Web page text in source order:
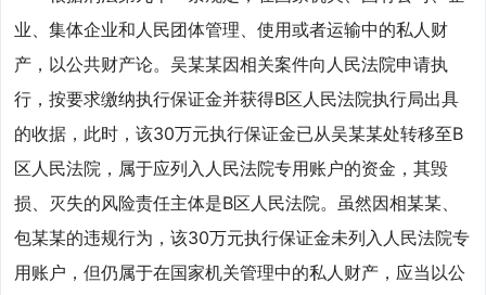
业、集体企业和人民团体管理、使用或者运输中的私人财
产，以公共财产论。吴某某因相关案件向人民法院申请执
行，按要求缴纳执行保证金并获得B区人民法院执行局出具
的收据，此时，该30万元执行保证金已从吴某某处转移至B
区人民法院，属于应列入人民法院专用账户的资金，其毁
损、灭失的风险责任主体是B区人民法院。虽然因相某某、
包某某的违规行为，该30万元执行保证金未列入人民法院专
用账户，但仍属于在国家机关管理中的私人财产，应当以公